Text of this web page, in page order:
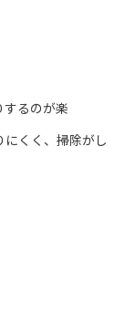
るのが楽
くく、掃除がし